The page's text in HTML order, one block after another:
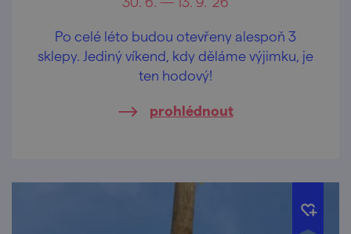
Po celé léto budou otevřeny alespoň 3
sklepy. Jediný víkend, kdy děláme výjimku, je
ten hodový!
prohlédnout